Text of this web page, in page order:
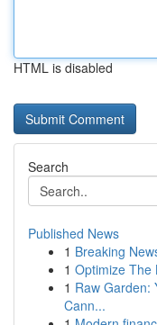
HTML is disabled
Search
Published News
1 Breaking
1 Optimize The
1 Raw Garden:
Cann...